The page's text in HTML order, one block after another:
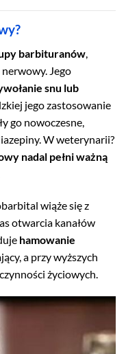
barbituranów
Jego
snu lub
jego zastosowanie
go nowoczesne,
W weterynarii?
nadal pełni ważną
wiąże się z
otwarcia kanałów
hamowanie
a przy wyższych
życiowych.